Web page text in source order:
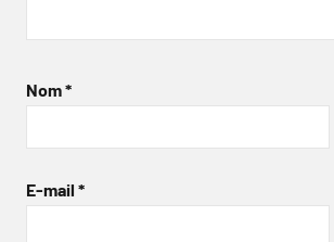
Nom*
E-mail *